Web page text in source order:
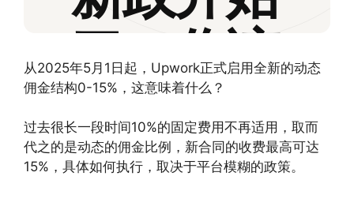
了，你该
做点什
么？
从2025年5月1日起，Upwork正式启用全新的动态
佣金结构0-15%，这意味着什么？
过去很长一段时间10%的固定费用不再适用，取而
代之的是动态的佣金比例，新合同的收费最高可达
15%，具体如何执行，取决于平台模糊的政策。